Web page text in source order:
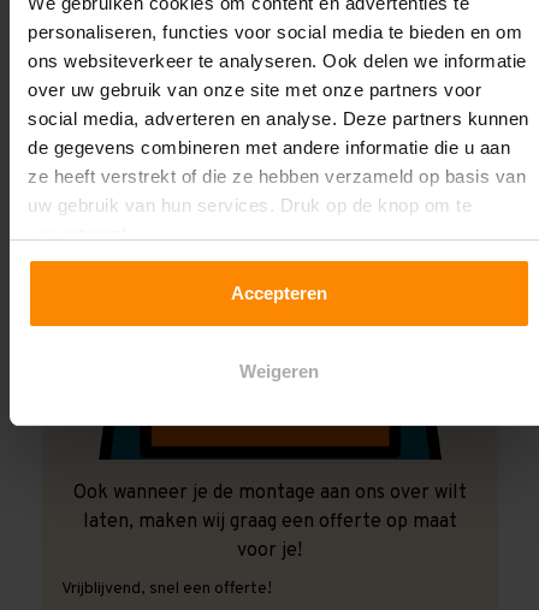
personaliseren, functies voor social media te bieden en om
ons websiteverkeer te analyseren. Ook delen we informatie
over uw gebruik van onze site met onze partners voor
social media, adverteren en analyse. Deze partners kunnen
de gegevens combineren met andere informatie die u aan
ze heeft verstrekt of die ze hebben verzameld op basis van
uw gebruik van hun services. Druk op de knop om te
Accepteren
Weigeren
Ook wanneer je de montage aan ons over wilt
laten, maken wij graag een offerte op maat
voor je!
Vrijblijvend, snel een offerte!